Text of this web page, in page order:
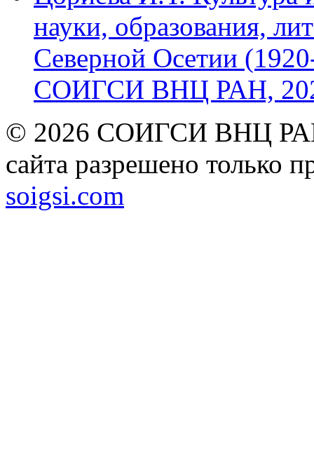
науки, образования,
Северной Осетии
СОИГСИ ВНЦ РАН,
© 2026 СОИГСИ ВНЦ РАН
сайта разрешено только
soigsi.com